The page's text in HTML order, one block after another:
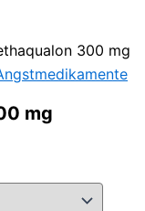
300 mg
mg